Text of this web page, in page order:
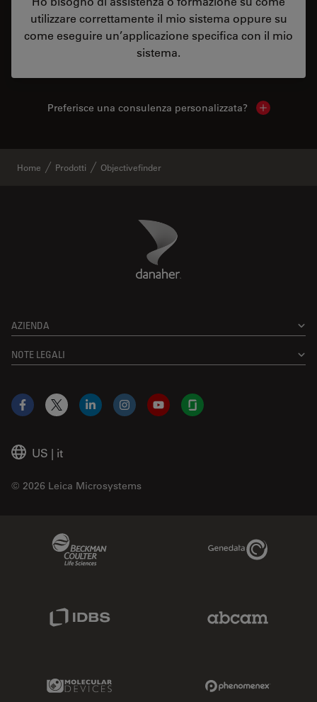
utilizzare correttamente il mio sistema oppure su
come eseguire un’applicazione specifica con il mio
sistema.
Preferisce una consulenza personalizzata? Show local
Home Prodotti Objectivefinder
Danaher Logo
AZIENDA
NOTE LEGALI
US | it
© 2026 Leica Microsystems
Facebook
X LinkedInInstagramYouTubeGlassdoor
Genedata Link
Molecular Devices Link